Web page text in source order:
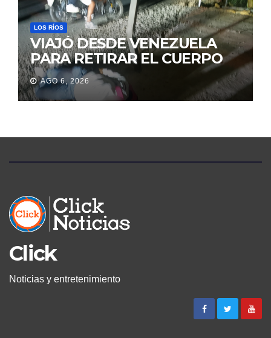
LOS RÍOS
VIAJÓ DESDE VENEZUELA
PARA RETIRAR EL CUERPO
DE SU MARIDO QUE
PERMANECIÓ SEIS DÍAS EN
LA MORGUE
AGO 6, 2026
Click
Noticias y entretenimiento